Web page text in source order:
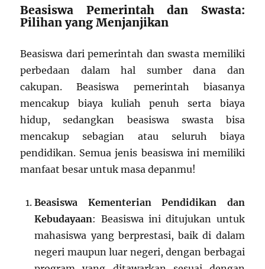
Beasiswa Pemerintah dan Swasta:
Pilihan yang Menjanjikan
Beasiswa dari pemerintah dan swasta memiliki
perbedaan dalam hal sumber dana dan
cakupan. Beasiswa pemerintah biasanya
mencakup biaya kuliah penuh serta biaya
hidup, sedangkan beasiswa swasta bisa
mencakup sebagian atau seluruh biaya
pendidikan. Semua jenis beasiswa ini memiliki
manfaat besar untuk masa depanmu!
Beasiswa Kementerian Pendidikan dan
Kebudayaan: Beasiswa ini ditujukan untuk
mahasiswa yang berprestasi, baik di dalam
negeri maupun luar negeri, dengan berbagai